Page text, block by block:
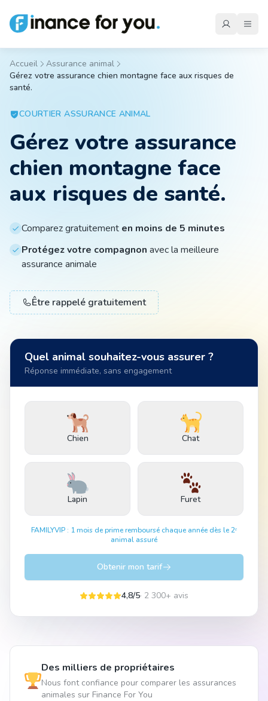
Mutuelle
Auto
Habitation
Animal
Pro
Accueil
Assurance animal
Gérez votre assurance chien montagne face aux risques de
santé.
COURTIERASSURANCE ANIMAL
Gérez votre assurance
chien montagne face
aux risques de santé.
Comparez gratuitement en moins de 5 minutes
Protégez votre compagnon avec la meilleure
assurance animale
Être rappelé gratuitement
Quel animal souhaitez-vous assurer ?
Réponse immédiate, sans engagement
Chien Chat
Lapin Furet
FAMILYVIP : 1 mois de prime remboursé chaque année dès le 2ᵉ
animal assuré
Obtenir mon tarif
4,8/5· 2 300+ avis
Des milliers de propriétaires
Nous font confiance pour comparer les assurances
animales sur Finance For You